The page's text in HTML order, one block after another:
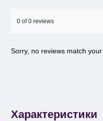
0 of 0 reviews
Sorry, no reviews match
Характеристики